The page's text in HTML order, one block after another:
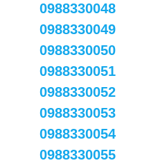
0988330048
0988330049
0988330050
0988330051
0988330052
0988330053
0988330054
0988330055